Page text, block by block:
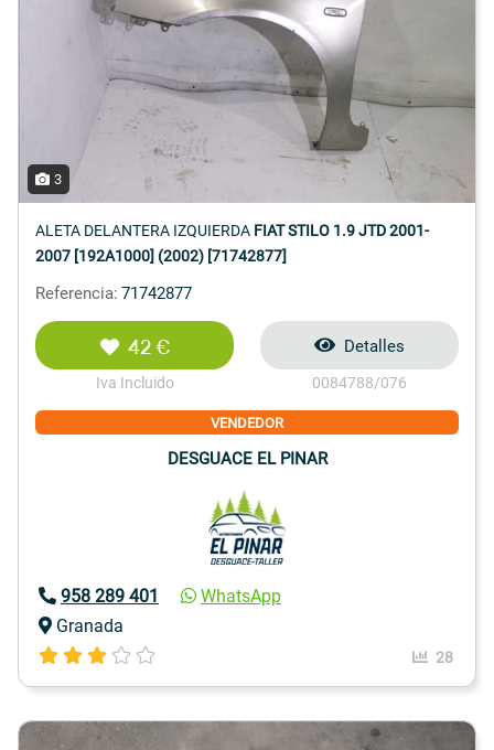
3
ALETA DELANTERA IZQUIERDA FIAT STILO 1.9 JTD 2001-
2007 [192A1000] (2002) [71742877]
Referencia: 71742877
42 €
Iva Incluido
Detalles
0084788/076
VENDEDOR
DESGUACE EL PINAR
958 289 401
WhatsApp
Granada
28